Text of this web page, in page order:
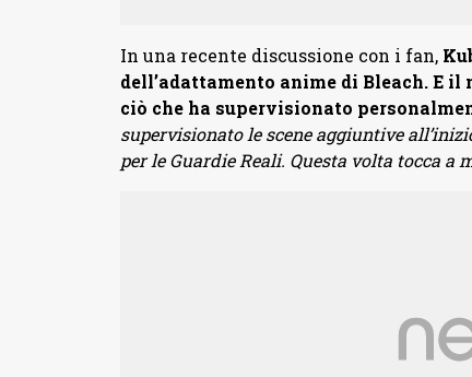
In una recente discussione con i fan,
dell’adattamento anime di Bleach. E
ciò che ha supervisionato
supervisionato le scene aggiuntive
per le Guardie Reali. Questa volta tocca a